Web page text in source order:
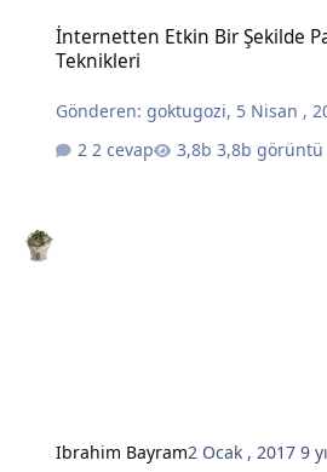
İnternetten Etkin Bir Şekilde
Teknikleri
Gönderen:goktugozi, 5 Nisan ,
2 cevap
3,8b görüntü
Ibrahim Bayram2 Ocak , 20179